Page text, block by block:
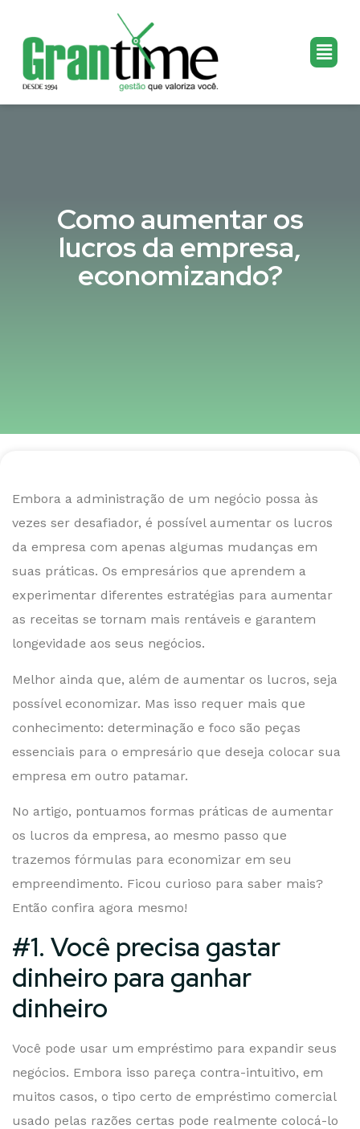
Como aumentar os
lucros da empresa,
economizando?
Embora a administração de um negócio possa às
vezes ser desafiador, é possível aumentar os lucros
da empresa com apenas algumas mudanças em
suas práticas. Os empresários que aprendem a
experimentar diferentes estratégias para aumentar
as receitas se tornam mais rentáveis e garantem
longevidade aos seus negócios.
Melhor ainda que, além de aumentar os lucros, seja
possível economizar. Mas isso requer mais que
conhecimento: determinação e foco são peças
essenciais para o empresário que deseja colocar sua
empresa em outro patamar.
No artigo, pontuamos formas práticas de aumentar
os lucros da empresa, ao mesmo passo que
trazemos fórmulas para economizar em seu
empreendimento. Ficou curioso para saber mais?
Então confira agora mesmo!
#1. Você precisa gastar
dinheiro para ganhar
dinheiro
Você pode usar um empréstimo para expandir seus
negócios. Embora isso pareça contra-intuitivo, em
muitos casos, o tipo certo de empréstimo comercial
usado pelas razões certas pode realmente colocá-lo